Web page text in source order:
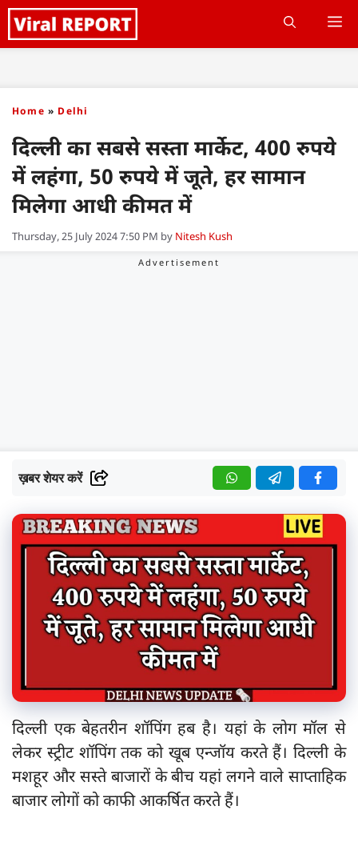
Skip
to
Home » Delhi
दिल्ली का सबसे सस्ता मार्केट, 400 रुपये
में लहंगा, 50 रुपये में जूते, हर सामान
मिलेगा आधी कीमत में
Thursday, 25 July 2024 7:50 PM by Nitesh Kush
ख़बर शेयर करें
दिल्ली एक बेहतरीन शॉपिंग हब है। यहां के लोग मॉल से
लेकर स्ट्रीट शॉपिंग तक को खूब एन्जॉय करते हैं। दिल्ली के
मशहूर और सस्ते बाजारों के बीच यहां लगने वाले साप्ताहिक
बाजार लोगों को काफी आकर्षित करते हैं।